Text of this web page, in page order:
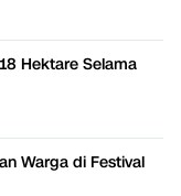
Hektare Selama
Warga di Festival